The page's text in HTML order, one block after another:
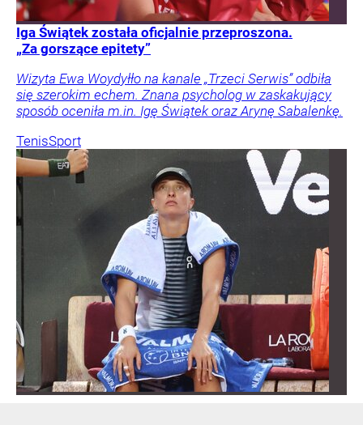
Iga Świątek została oficjalnie przeproszona.
„Za gorszące epitety”
Wizyta Ewa Woydyłło na kanale „Trzeci Serwis” odbiła
się szerokim echem. Znana psycholog w zaskakujący
sposób oceniła m.in. Igę Świątek oraz Arynę Sabalenkę.
TenisSport